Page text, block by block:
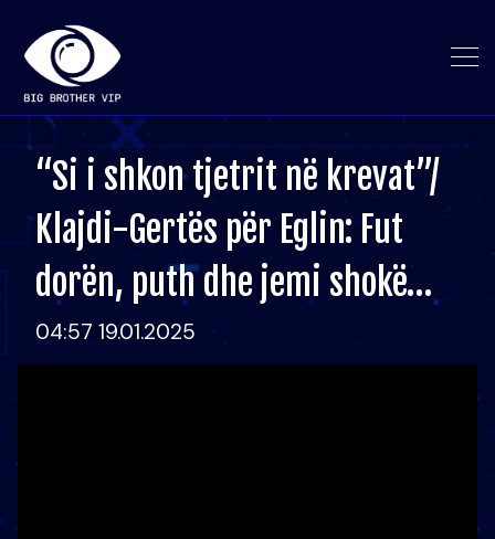
“Si i shkon tjetrit në krevat”/
Klajdi-Gertës për Eglin: Fut
dorën, puth dhe jemi shokë…
04:57 19.01.2025